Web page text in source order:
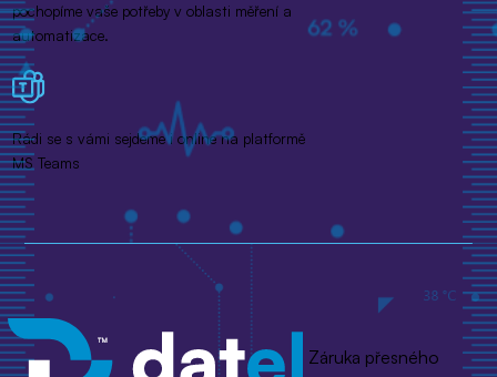
pochopíme vaše potřeby v oblasti měření a
automatizace.
Rádi se s vámi sejdeme i online na platformě
MS Teams
Záruka přesného